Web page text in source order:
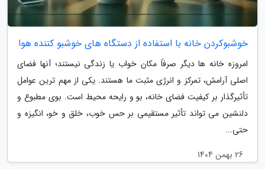
خوشبوکردن خانه با استفاده از دستگاه های خوشبو کننده هوا
امروزه خانه ها دیگر صرفاً مکان خواب یا زندگی نیستند؛ آنها فضای
اصلی آرامش، تمرکز و انرژی مثبت ما هستند. یکی از مهم ترین عوامل
تأثیرگذار بر کیفیت فضای خانه، بو و رایحه محیط است. بوی مطبوع و
دلنشین می تواند تأثیر مستقیمی بر حس خوب، خلق و خو، انگیزه و
حتی...
26 بهمن 1404